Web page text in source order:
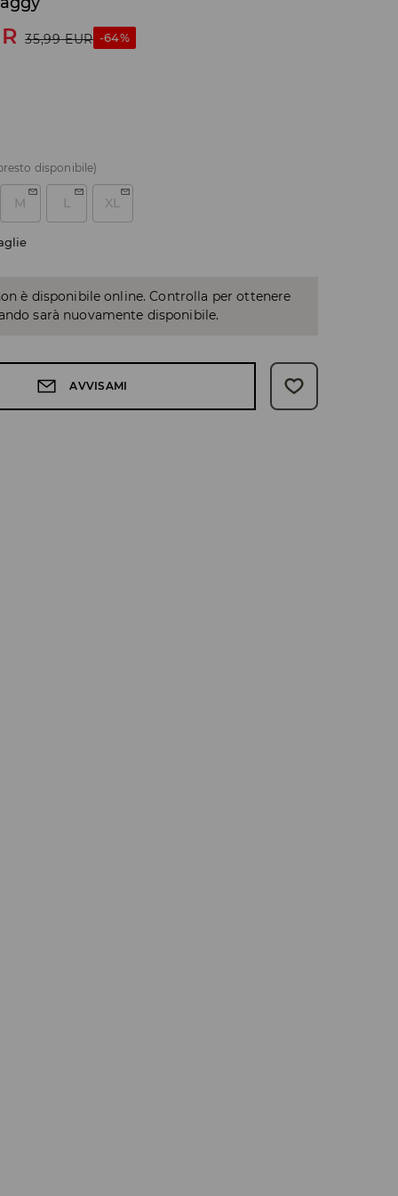
35,99 EUR -64%
disponibile)
M L XL
è disponibile online. Controlla per ottenere
sarà nuovamente disponibile.
AVVISAMI